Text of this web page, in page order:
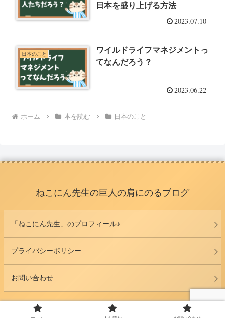
日本を盛り上げる方法
2023.07.10
日本のこと
ワイルドライフマネジメントっ
てなんだろう？
2023.06.22
ホーム 本を読む 日本のこと
ねこにん先生の巨人の肩にのるブログ
「ねこにん先生」のプロフィール♪
プライバシーポリシー
お問い合わせ
© 2023 ねこにん先生の巨人の肩にのるブログ.